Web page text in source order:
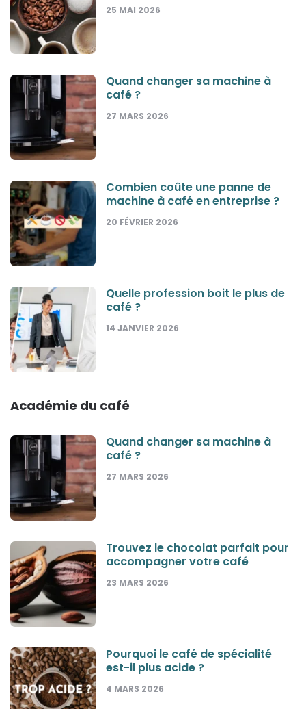
25 MAI 2026
Quand changer sa machine à
café ?
27 MARS 2026
Combien coûte une panne de
machine à café en entreprise ?
20 FÉVRIER 2026
Quelle profession boit le plus de
café ?
14 JANVIER 2026
Académie du café
Quand changer sa machine à
café ?
27 MARS 2026
Trouvez le chocolat parfait pour
accompagner votre café
23 MARS 2026
Pourquoi le café de spécialité
est-il plus acide ?
4 MARS 2026